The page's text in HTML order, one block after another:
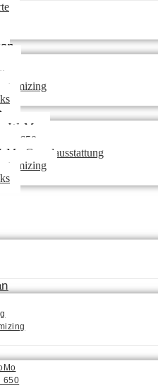
WoMo
650
Grundausstattung
650